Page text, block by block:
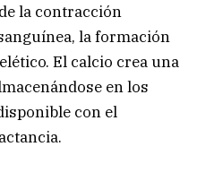
la contracción
la formación
El calcio crea una
en los
con el